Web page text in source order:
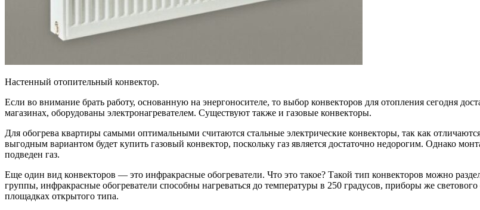
Настенный отопительный конвектор.
Если во внимание брать работу, основанную на энергоносителе, то выбор конвекторов для отопления сегодня
магазинах, оборудованы электронагревателем. Существуют также и газовые конвекторы.
Для обогрева квартиры самыми оптимальными считаются стальные электрические конвекторы, так как
выгодным вариантом будет купить газовый конвектор, поскольку газ является достаточно недорогим. Однако
подведен газ.
Еще один вид конвекторов — это инфракрасные обогреватели. Что это такое? Такой тип конвекторов можно
группы, инфракрасные обогреватели способны нагреваться до температуры в 250 градусов, приборы же
площадках открытого типа.